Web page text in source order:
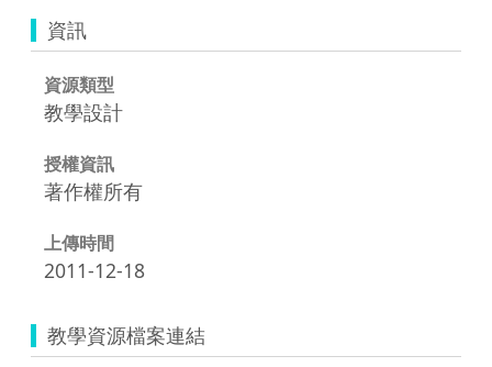
資訊
資源類型
教學設計
授權資訊
著作權所有
上傳時間
2011-12-18
教學資源檔案連結